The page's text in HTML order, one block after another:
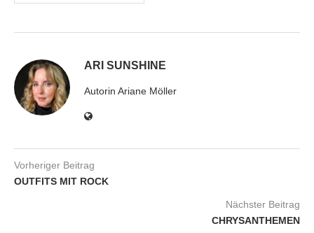
ARI SUNSHINE
Autorin Ariane Möller
Vorheriger Beitrag
OUTFITS MIT ROCK
Nächster Beitrag
CHRYSANTHEMEN